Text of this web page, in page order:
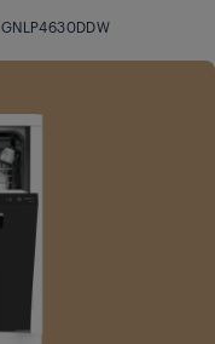
GNLP4630DDW